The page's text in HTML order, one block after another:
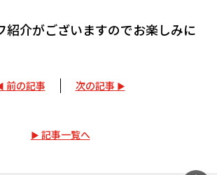
紹介がございますのでお楽しみに
前の記事 次の記事
記事一覧へ